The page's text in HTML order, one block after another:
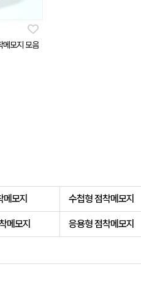
메모지 모음
모지 수첩형 점착메모지
메모지 응용형 점착메모지